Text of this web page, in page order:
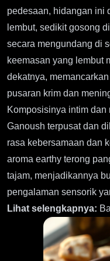
pedesaan, hidangan ini
lembut, sedikit gosong
secara mengundang di
keemasan yang lembut
dekatnya,
pusaran krim dan
Komposisinya intim
Ganoush terpusat dan
rasa kebersamaan dan
aroma earthy terong
tajam, menjadikannya
pengalaman sensorik
Lihat selengkapnya: